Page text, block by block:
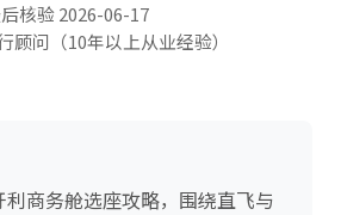
核验2026-06-17
顾问（10年以上从业经验）
商务舱选座攻略，围绕直飞与